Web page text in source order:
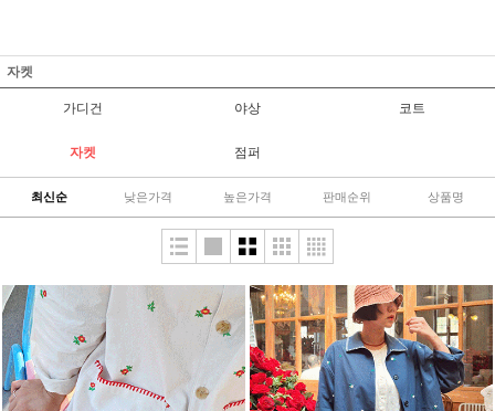
자켓
가디건 야상 코트
자켓 점퍼
최신순 낮은가격 높은가격 판매순위 상품명